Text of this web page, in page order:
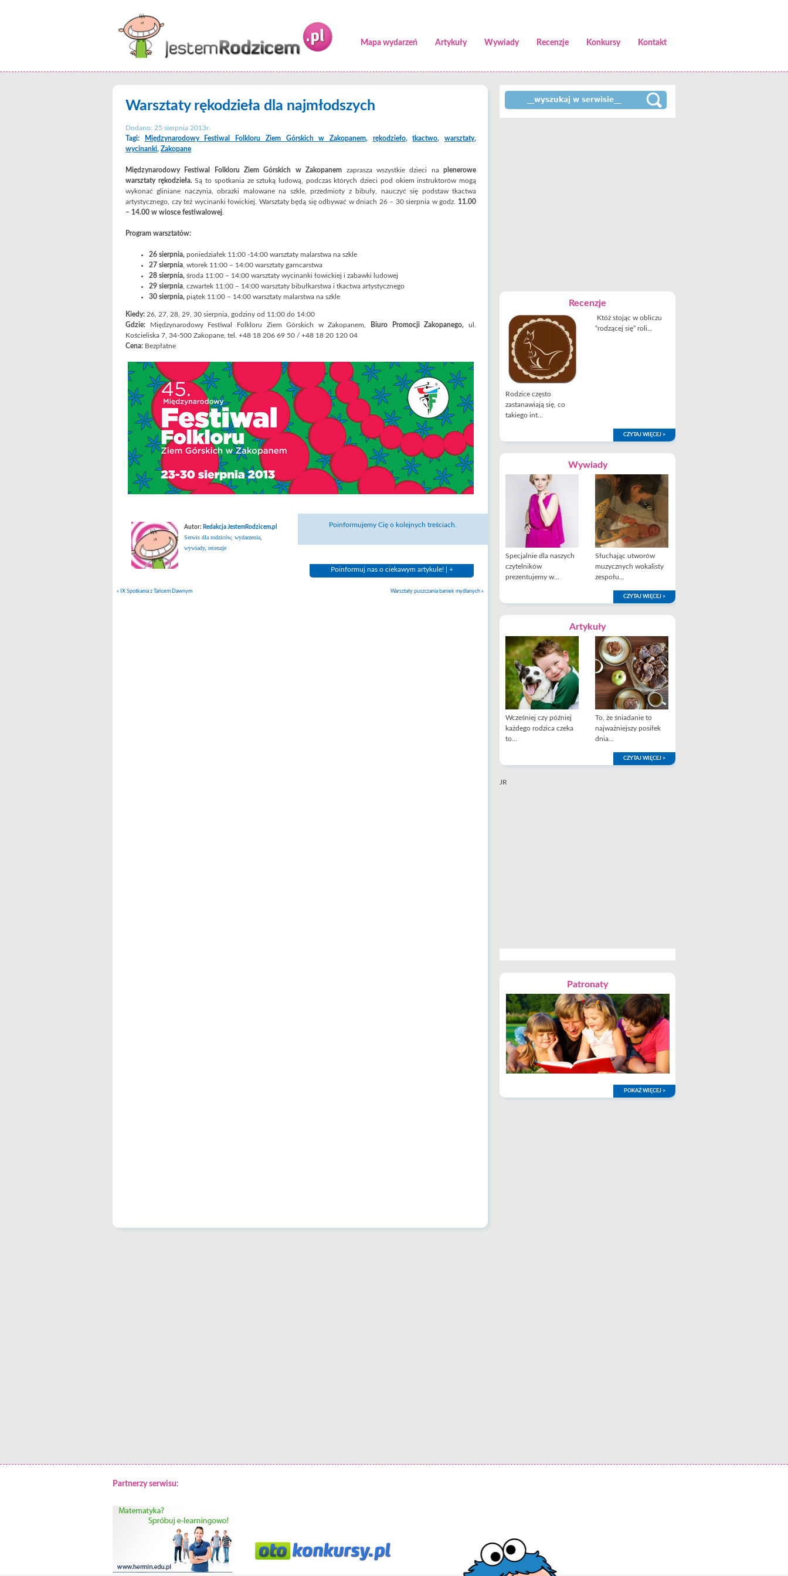
Mapa wydarzeń Artykuły Wywiady Recenzje Konkursy Kontakt
Warsztaty rękodzieła dla najmłodszych
Dodano: 25 sierpnia 2013r.
Tagi:
Międzynarodowy Festiwal Folkloru Ziem Górskich w Zakopanem, rękodzieło,tkactwo,warsztaty,
wycinanki, Zakopane
Międzynarodowy Festiwal Folkloru Ziem Górskich w Zakopanem zaprasza wszystkie dzieci naplenerowe
warsztaty rękodzieła.Są to spotkania ze sztuką ludową, podczas których dzieci pod okiem instruktorów mogą
wykonać gliniane naczynia, obrazki malowane na szkle, przedmioty z bibuły, nauczyć się podstaw tkactwa
artystycznego, czy też wycinanki łowickiej. Warsztaty będą się odbywać w dniach 26 – 30 sierpnia w godz. 11.00
– 14.00 w wiosce festiwalowej
Program warsztatów:
26 sierpnia, poniedziałek 11:00 -14:00 warsztaty malarstwa na szkle
27 sierpnia , wtorek 11:00 – 14:00 warsztaty garncarstwa
28 sierpnia, środa 11:00 – 14:00 warsztaty wycinanki łowickiej i zabawki ludowej
29 sierpnia , czwartek 11:00 – 14:00 warsztaty bibułkarstwa i tkactwa artystycznego
30 sierpnia, piątek 11:00 – 14:00 warsztaty malarstwa na szkle
Kiedy: 26, 27, 28, 29, 30 sierpnia, godziny od 11:00 do 14:00
Gdzie: Międzynarodowy Festiwal Folkloru Ziem Górskich w Zakopanem, Biuro Promocji Zakopanego,ul.
Kościeliska 7, 34-500 Zakopane, tel. +48 18 206 69 50 / +48 18 20 120 04
Cena: Bezpłatne
Autor: Redakcja JestemRodzicem.pl
Serwis dla rodziców, wydarzenia,
wywiady, recenzje
Poinformujemy Cię o kolejnych treściach.
Poinformuj nas o ciekawym artykule! | +
« IX Spotkania z Tańcem Dawnym Warsztaty puszczania baniek mydlanych »
Recenzje
Rodzice często
zastanawiają się, co
takiego int...
Któż stojąc w obliczu
“rodzącej się” roli...
CZYTAJ WIĘCEJ >
Wywiady
Specjalnie dla naszych
czytelników
prezentujemy w...
Słuchając utworów
muzycznych wokalisty
zespołu...
CZYTAJ WIĘCEJ >
Artykuły
Wcześniej czy później
każdego rodzica czeka
to...
To, że śniadanie to
najważniejszy posiłek
dnia...
CZYTAJ WIĘCEJ >
JR
Patronaty
POKAŻ WIĘCEJ >
Partnerzy serwisu: